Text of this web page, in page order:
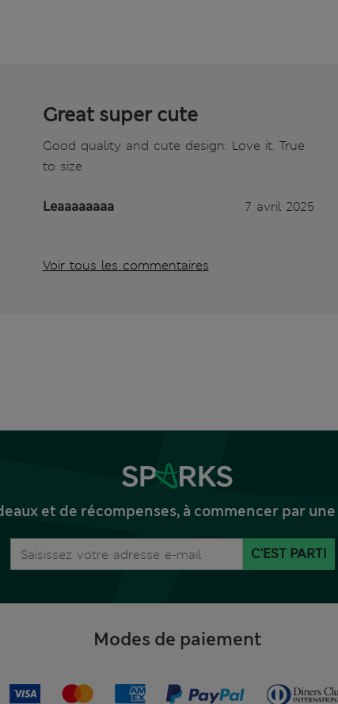
Great super cute
Good quality and cute design. Love it. True
to size
Leaaaaaaaa 7 avril 2025
Voir tous les commentaires
et de récompenses, à commencer par
C'EST PARTI
Modes de paiement